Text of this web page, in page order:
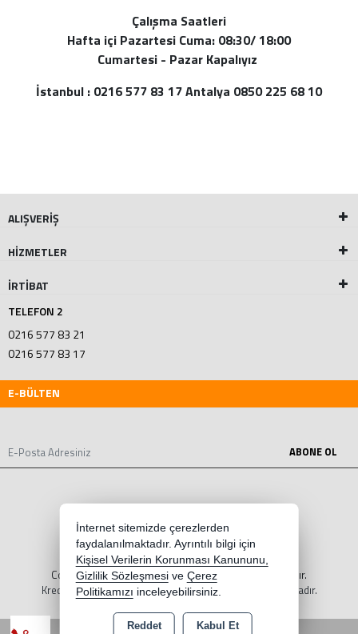
Çalışma Saatleri
Hafta içi Pazartesi Cuma: 08:30/ 18:00
Cumartesi - Pazar Kapalıyız
İstanbul : 0216 577 83 17 Antalya 0850 225 68 10
ALIŞVERİŞ
HİZMETLER
İRTİBAT
TELEFON 2
0216 577 83 21
0216 577 83 17
E-BÜLTEN
ABONE OL
Copyright 2026 cakirotoparca.com - Tüm hakları saklıdır.
Kredi kartı bilgileriniz 256bit SSL sertifikası ile korunmaktadır.
İnternet sitemizde çerezlerden
faydalanılmaktadır. Ayrıntılı bilgi için
Kişisel Verilerin Korunması Kanununu,
Gizlilik Sözleşmesi ve Çerez
Politikamızı inceleyebilirsiniz.
Reddet Kabul Et